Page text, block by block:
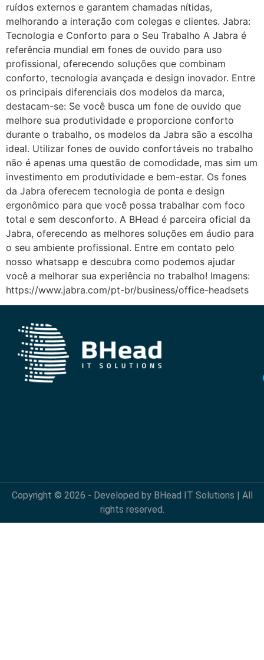
ruídos externos e garantem chamadas nítidas,
melhorando a interação com colegas e clientes. Jabra:
Tecnologia e Conforto para o Seu Trabalho A Jabra é
referência mundial em fones de ouvido para uso
profissional, oferecendo soluções que combinam
conforto, tecnologia avançada e design inovador. Entre
os principais diferenciais dos modelos da marca,
destacam-se: Se você busca um fone de ouvido que
melhore sua produtividade e proporcione conforto
durante o trabalho, os modelos da Jabra são a escolha
ideal. Utilizar fones de ouvido confortáveis no trabalho
não é apenas uma questão de comodidade, mas sim um
investimento em produtividade e bem-estar. Os fones
da Jabra oferecem tecnologia de ponta e design
ergonômico para que você possa trabalhar com foco
total e sem desconforto. A BHead é parceira oficial da
Jabra, oferecendo as melhores soluções em áudio para
o seu ambiente profissional. Entre em contato pelo
nosso whatsapp e descubra como podemos ajudar
você a melhorar sua experiência no trabalho! Imagens:
https://www.jabra.com/pt-br/business/office-headsets
Copyright © 2026 - Developed by BHead IT Solutions | All
rights reserved.